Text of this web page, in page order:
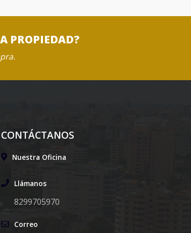
PROPIEDAD?
CONTÁCTANOS
Nuestra Oficina
Llámanos
8299705970
Correo